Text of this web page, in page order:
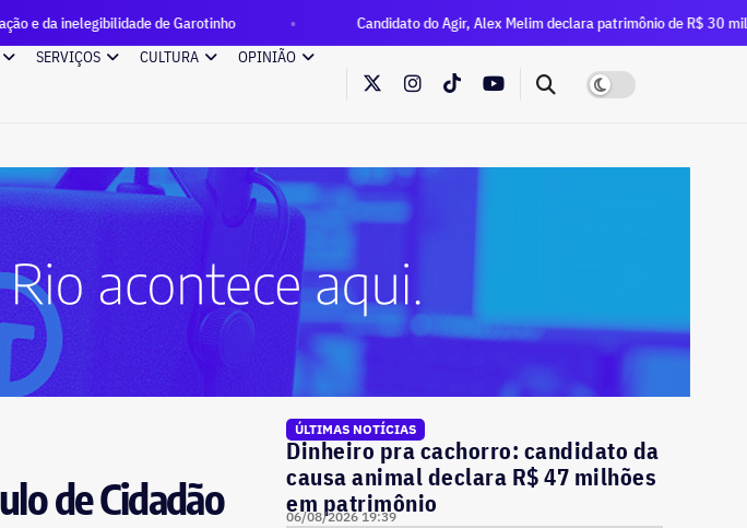
de Garotinho
Candidato do Agir, Alex Melim declara patrimônio de R$ 30 milhões à Justiça
SERVIÇOS CULTURA OPINIÃO
de Cidadão
ÚLTIMAS NOTÍCIAS
Dinheiro pra cachorro: candidato da
causa animal declara R$ 47 milhões
em patrimônio
06/08/2026 19:39